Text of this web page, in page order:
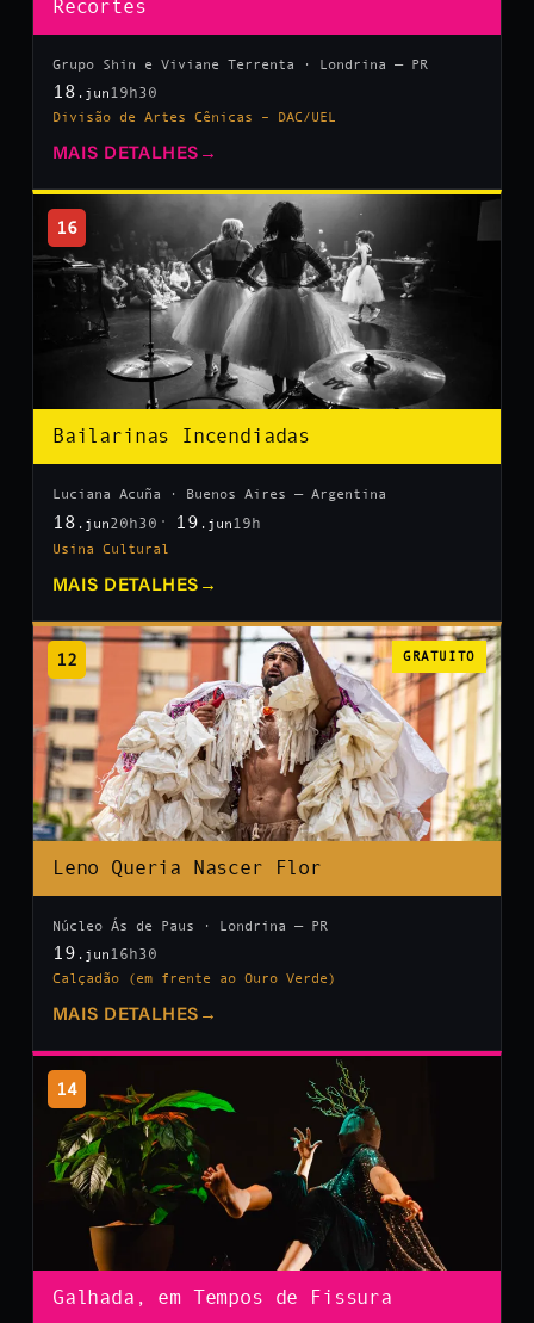
Recortes
Grupo Shin e Viviane Terrenta · Londrina — PR
18 .jun 19h30
Divisão de Artes Cênicas – DAC/UEL
MAIS DETALHES →
16
Bailarinas Incendiadas
Luciana Acuña · Buenos Aires — Argentina
18 .jun20h30 19 .jun 19h
Usina Cultural
MAIS DETALHES →
12 GRATUITO
Leno Queria Nascer Flor
Núcleo Ás de Paus · Londrina — PR
19 .jun 16h30
Calçadão (em frente ao Ouro Verde)
MAIS DETALHES →
14
Galhada, em Tempos de Fissura